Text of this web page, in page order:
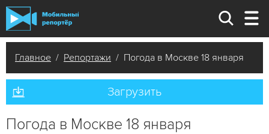
Главное / Репортажи / Погода в Москве 18 января
Загрузить
Погода в Москве 18 января